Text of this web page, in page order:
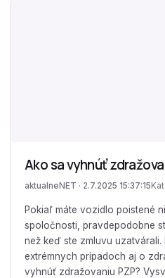
Ako sa vyhnúť
aktualneNET · 2.7.2025 15:37:15
Pokiaľ máte vozidlo poistené
spoločnosti, pravdepodobne
než keď ste zmluvu uzatvárali.
extrémnych prípadoch aj o
vyhnúť zdražovaniu PZP?